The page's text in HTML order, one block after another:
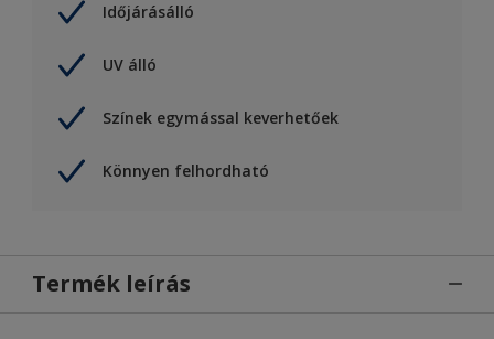
Időjárásálló
UV álló
Színek egymással keverhetőek
Könnyen felhordható
Termék leírás